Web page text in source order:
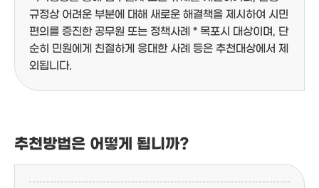
규정상 어려운 부분에 대해 새로운 해결책을 제시하여 시민
편의를 증진한 공무원 또는 정책사례 * 목포시 대상이며, 단
순히 민원에게 친절하게 응대한 사례 등은 추천대상에서 제
외됩니다.
추천방법은 어떻게 됩니까?